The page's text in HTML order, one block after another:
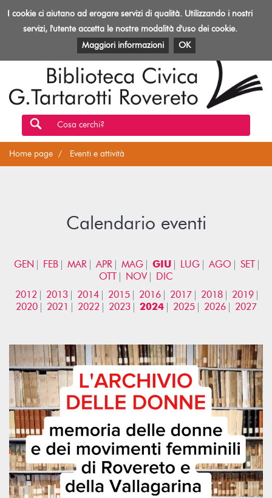
Toggle
Biblioteca
Rovereto
EVENTI E ATTIVITÀ PATRIMONIO E RISORSE
Cosa cerchi?
Home page Eventi e attività
Calendario eventi
GEN FEB MAR APR MAG GIU LUG AGO
SET
OTT
NOV
DIC
2012
2013 2014 2015 2016 2017 2018
2019
2020
2021 2022 2023 2024 2025 2026 2027
I cookie ci aiutano ad erogare servizi di qualità. Utilizzando i nostri
servizi, l'utente accetta le nostre modalità d'uso dei cookie.
Maggiori informazioni
OK